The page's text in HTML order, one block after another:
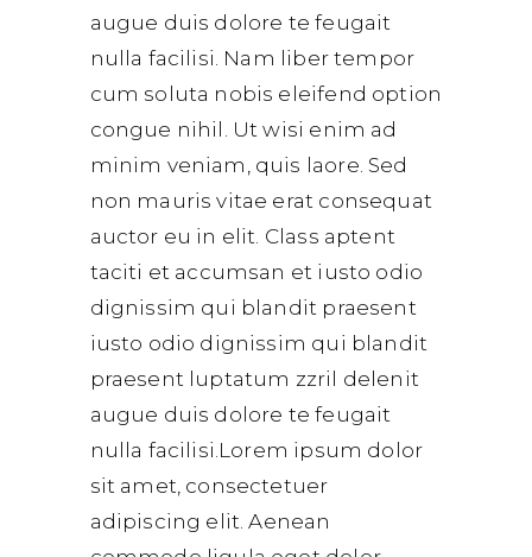
augue duis dolore te feugait
nulla facilisi. Nam liber tempor
cum soluta nobis eleifend option
congue nihil. Ut wisi enim ad
minim veniam, quis laore. Sed
non mauris vitae erat consequat
auctor eu in elit. Class aptent
taciti et accumsan et iusto odio
dignissim qui blandit praesent
iusto odio dignissim qui blandit
praesent luptatum zzril delenit
augue duis dolore te feugait
nulla facilisi.Lorem ipsum dolor
sit amet, consectetuer
adipiscing elit. Aenean